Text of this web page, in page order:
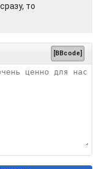
то
[BBcode]